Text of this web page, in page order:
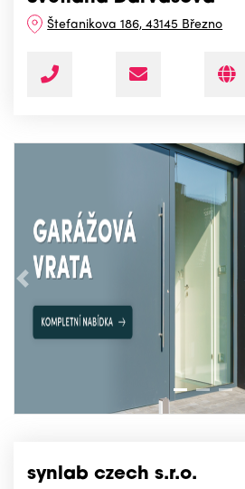
Štefanikova 186, 43145 Březno
Předchozí
synlab czech s.r.o.